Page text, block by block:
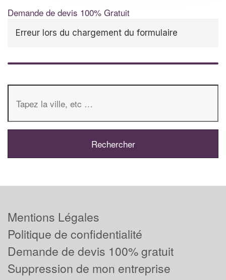
Demande de devis 100% Gratuit
Erreur lors du chargement du formulaire
Mentions Légales
Politique de confidentialité
Demande de devis 100% gratuit
Suppression de mon entreprise